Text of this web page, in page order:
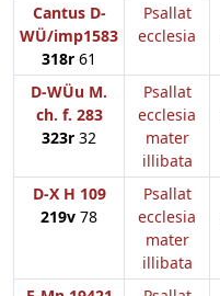
Cantus D-
WÜ/imp1583
318r 61
Psallat
ecclesia
D-WÜu M.
ch. f. 283
323r 32
Psallat
ecclesia
mater
illibata
D-X H 109
219v 78
Psallat
ecclesia
mater
illibata